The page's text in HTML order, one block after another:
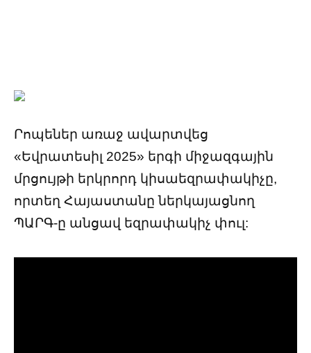
Րոպեներ առաջ ավարտվեց
«Եվրատեսիլ 2025» երգի միջազգային
մրցույթի երկրորդ կիսաեզրափակիչը,
որտեղ Հայաստանը ներկայացնող
ՊԱՐԳ-ը անցավ եզրափակիչ փուլ: